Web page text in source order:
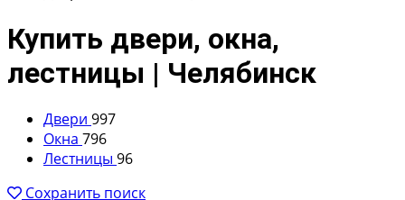
Купить двери, окна,
лестницы | Челябинск
Двери 997
Окна 796
Лестницы 96
Сохранить поиск